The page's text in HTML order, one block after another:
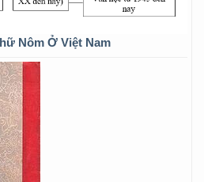
Nôm Ở Việt Nam